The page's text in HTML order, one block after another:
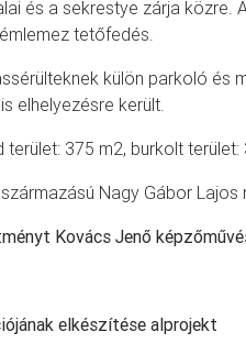
és a sekrestye zárja közre.
tetőfedés.
külön parkoló és
elhelyezésre került.
375 m2, burkolt terület:
Nagy Gábor Lajos
Kovács Jenő
elkészítése alprojekt